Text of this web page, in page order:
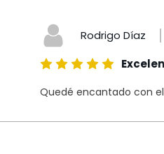
Rodrigo Díaz
Quedé encantado con